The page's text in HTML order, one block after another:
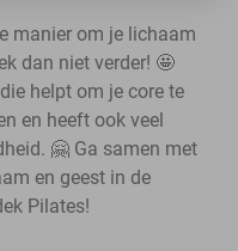
manier om je lichaam
dan niet verder! 🤩
helpt om je core te
en heeft ook veel
🤗 Ga samen met
en geest in de
Pilates!